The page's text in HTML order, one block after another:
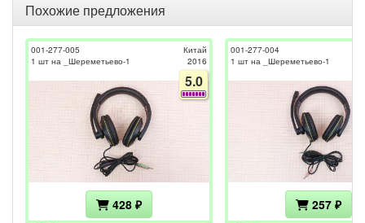
Похожие предложения
001-277-005
1 шт на _Шереметьево-1
Китай
2016
5.0
428 ₽
001-277-004
1 шт на _Шереметьево-1
257 ₽